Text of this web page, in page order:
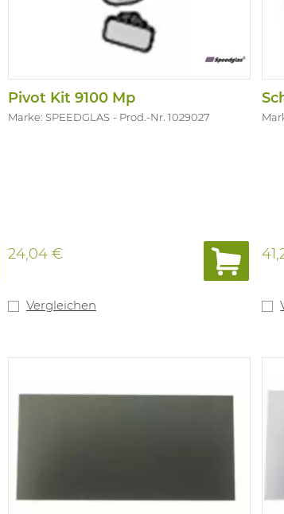
Pivot Kit 9100 Mp
Marke: SPEEDGLAS Prod.-Nr. 1029027
24,04 €
Vergleichen